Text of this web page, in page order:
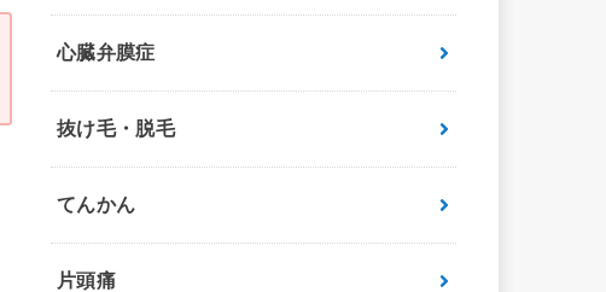
心臓弁膜症
抜け毛・脱毛
てんかん
片頭痛